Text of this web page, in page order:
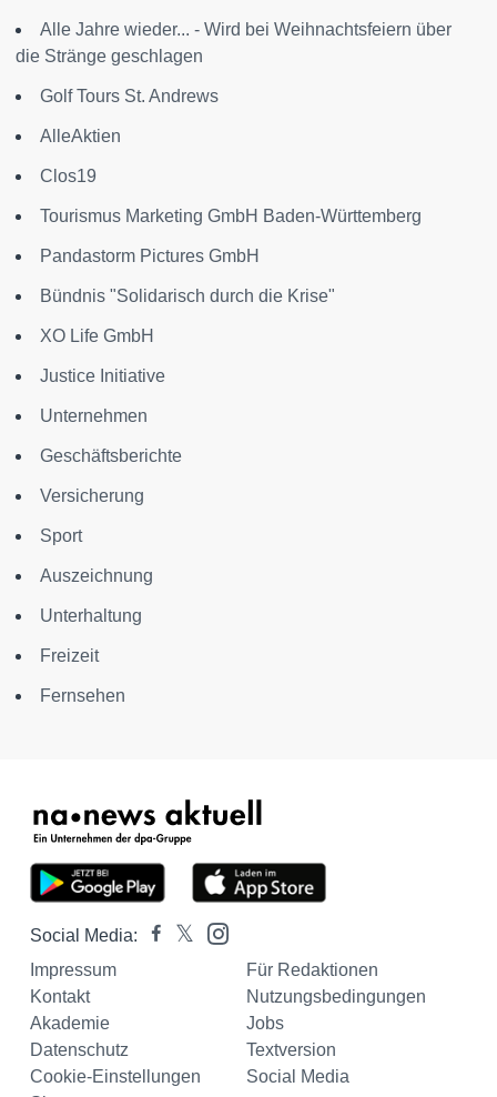
Alle Jahre wieder... - Wird bei Weihnachtsfeiern über
die Stränge geschlagen
Golf Tours St. Andrews
AlleAktien
Clos19
Tourismus Marketing GmbH Baden-Württemberg
Pandastorm Pictures GmbH
Bündnis "Solidarisch durch die Krise"
XO Life GmbH
Justice Initiative
Unternehmen
Geschäftsberichte
Versicherung
Sport
Auszeichnung
Unterhaltung
Freizeit
Fernsehen
Social Media:
Impressum
Für Redaktionen
Kontakt
Nutzungsbedingungen
Akademie
Jobs
Datenschutz
Textversion
Cookie-Einstellungen
Social Media